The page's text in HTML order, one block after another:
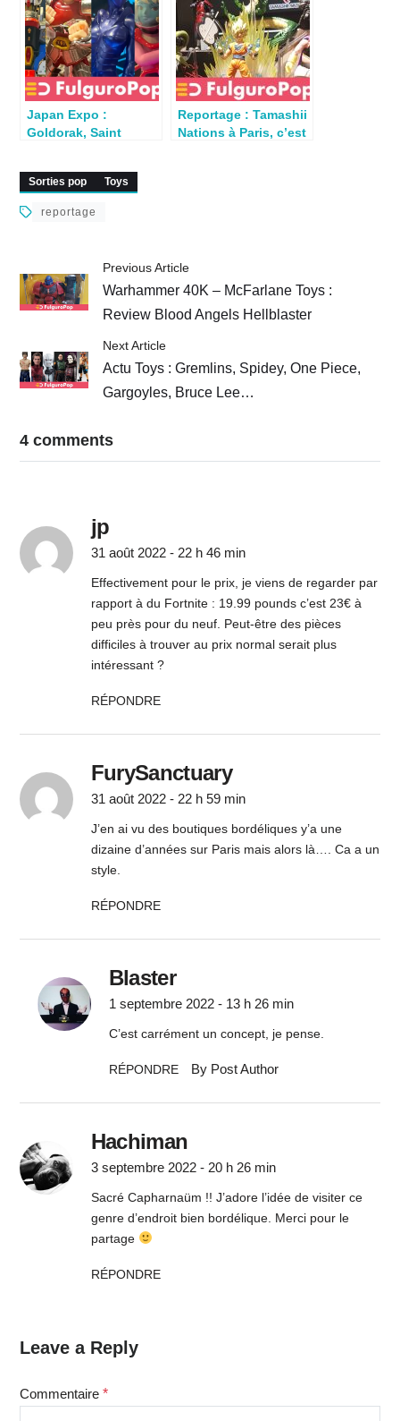
Japan Expo :
Goldorak, Saint
Tamashii, Tsume…
Reportage : Tamashii
Nations à Paris, c’est
Sorties pop Toys
reportage
Previous Article
Warhammer 40K – McFarlane Toys :
Review Blood Angels Hellblaster
Next Article
Actu Toys : Gremlins, Spidey, One Piece,
Gargoyles, Bruce Lee…
4 comments
jp
31 août 2022 - 22 h 46 min
Effectivement pour le prix, je viens de regarder par
rapport à du Fortnite : 19.99 pounds c’est 23€ à
peu près pour du neuf. Peut-être des pièces
difficiles à trouver au prix normal serait plus
intéressant ?
RÉPONDRE
FurySanctuary
31 août 2022 - 22 h 59 min
J’en ai vu des boutiques bordéliques y’a une
dizaine d’années sur Paris mais alors là…. Ca a un
style.
RÉPONDRE
Blaster
1 septembre 2022 - 13 h 26 min
C’est carrément un concept, je pense.
RÉPONDRE By Post Author
Hachiman
3 septembre 2022 - 20 h 26 min
Sacré Capharnaüm !! J’adore l’idée de visiter ce
genre d’endroit bien bordélique. Merci pour le
partage
RÉPONDRE
Leave a Reply
Commentaire *